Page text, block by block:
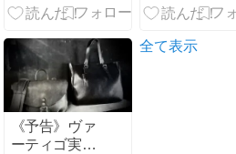
ビュー
《予告》ヴァ
ーティゴ実店
全て表示